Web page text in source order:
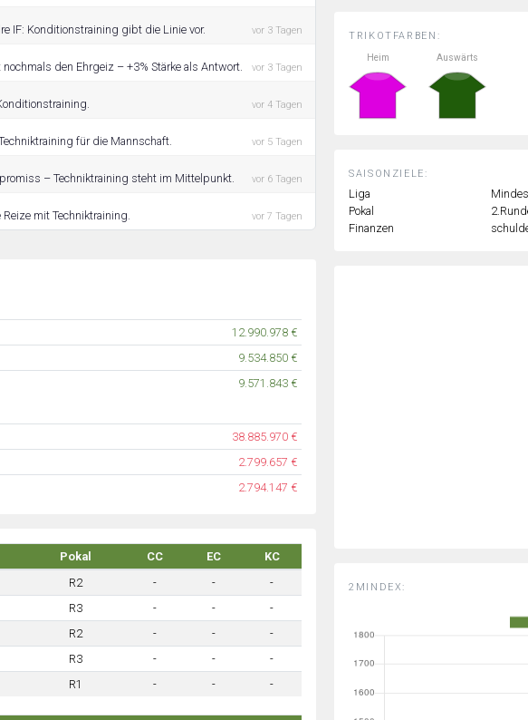
IF: Konditionstraining gibt die Linie vor. vor 3 Tagen
den Ehrgeiz – +3% Stärke als Antwort. vor 3 Tagen
vor 4 Tagen
für die Mannschaft. vor 5 Tagen
– Techniktraining steht im Mittelpunkt. vor 6 Tagen
mit Techniktraining. vor 7 Tagen
12.990.978 €
9.534.850 €
9.571.843 €
38.885.970 €
2.799.657 €
2.794.147 €
Pokal CC EC
KC
R2 - -
-
R3 - -
-
R2 - -
-
R3 - -
-
R1 - - -
TRIKOTFARBEN:
Heim
Auswärts
SAISONZIELE:
Liga
Pokal
Finanzen
2MINDEX: